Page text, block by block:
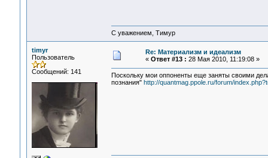
С уважением, Тимур
timyr
Пользователь
Сообщений: 141
Re: Материализм и идеализм
« Ответ #13 : 28 Мая 2010, 11:19:08 »
Поскольку мои оппоненты еще заняты своими
познания" http://quantmag.ppole.ru/forum/